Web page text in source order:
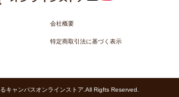
会社概要
特定商取引法に基づく表示
キャンパスオンラインストア.All Rigfts Reserved.